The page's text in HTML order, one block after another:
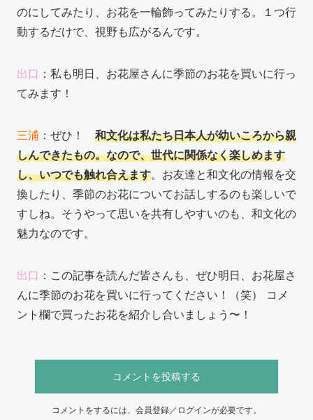
のにしてみたり、お花を一輪飾ってみたりする。１つ行
動するだけで、視野も広がるんです。
出口 ：私も明日、お花屋さんに季節のお花を買いに行っ
てみます！
三浦 ：ぜひ！ 和文化は私たち日本人が幼いころから親
しんできたもの。なので、世代に関係なく楽しめます
し、いつでも触れ合えます。お友達と和文化の情報を交
換したり、季節のお花についてお話しするのも楽しいで
すしね。そうやって思いを共有しやすいのも、和文化の
魅力なのです。
出口 ：この記事を読んだ皆さんも、ぜひ明日、お花屋さ
んに季節のお花を買いに行ってください！（笑） コメ
ント欄で買ったお花を紹介し合いましょう〜！
コメントを投稿する
コメントをするには、会員登録／ログインが必要です。